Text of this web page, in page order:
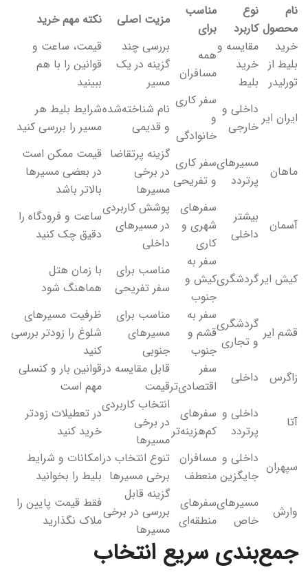
نام
محصول
نوع
کاربرد
مناسب
برای
مزیت اصلی
نکته مهم خرید
خرید
بلیط از
تورلیدر
مقایسه و
خرید
بلیط
همه
مسافران
بررسی چند
گزینه در یک
مسیر
قیمت، ساعت و
قوانین را با هم
ببینید
ایران ایر
داخلی و
خارجی
سفر کاری
و
خانوادگی
نام شناخته‌شده
و قدیمی
شرایط بلیط هر
مسیر را بررسی کنید
ماهان
مسیرهای
پرتردد
سفر کاری
و تفریحی
گزینه پرتقاضا
در برخی
مسیرها
قیمت ممکن است
در بعضی مسیرها
بالاتر باشد
آسمان
بیشتر
داخلی
سفرهای
شهری و
کاری
پوشش کاربردی
در مسیرهای
داخلی
ساعت و فرودگاه را
دقیق چک کنید
کیش ایرگردشگری
سفر به
کیش و
جنوب
مناسب برای
سفر تفریحی
با زمان هتل
هماهنگ شود
قشم ایر
گردشگری
و تجاری
سفر به
قشم و
جنوب
مناسب برای
مسیرهای
جنوبی
ظرفیت مسیرهای
شلوغ را زودتر بررسی
کنید
زاگرس
داخلی
سفر
اقتصادی‌تر
قابل مقایسه در
قیمت
قوانین بار و کنسلی
مهم است
آتا
داخلی و
پرتردد
سفرهای
کم‌هزینه‌تر
انتخاب کاربردی
در برخی
مسیرها
در تعطیلات زودتر
خرید کنید
سپهران
داخلی و
جایگزین
مسافران
منعطف
تنوع انتخاب در
برخی مسیرها
امکانات و شرایط
بلیط را بخوانید
وارش
مسیرهای
خاص
سفرهای
منطقه‌ای
گزینه قابل
بررسی در برخی
مسیرها
فقط قیمت پایین را
ملاک نگذارید
جمع‌بندی سریع انتخاب